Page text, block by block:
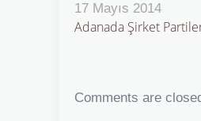
17 Mayıs 2014
Adanada Şirket
Comments are